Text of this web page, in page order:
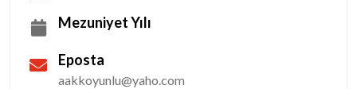
Mezuniyet Yılı
Eposta
aakkoyunlu@yaho.com